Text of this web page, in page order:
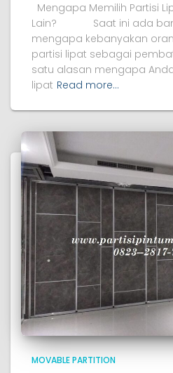
Mengapa Memilih Partisi
Lain? Saat ini ada
mengapa kebanyakan
partisi lipat sebagai
satu alasan mengapa
lipat Read more…
MOVABLE PARTITION